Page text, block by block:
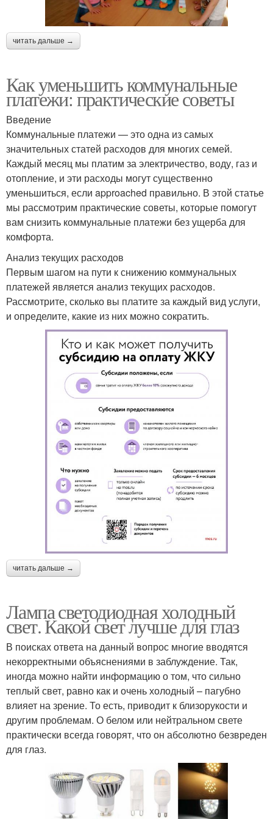
читать дальше →
Как уменьшить коммунальные
платежи: практические советы
Введение
Коммунальные платежи — это одна из самых
значительных статей расходов для многих семей.
Каждый месяц мы платим за электричество, воду, газ и
отопление, и эти расходы могут существенно
уменьшиться, если approached правильно. В этой статье
мы рассмотрим практические советы, которые помогут
вам снизить коммунальные платежи без ущерба для
комфорта.
Анализ текущих расходов
Первым шагом на пути к снижению коммунальных
платежей является анализ текущих расходов.
Рассмотрите, сколько вы платите за каждый вид услуги,
и определите, какие из них можно сократить.
читать дальше →
Лампа светодиодная холодный
свет. Какой свет лучше для глаз
В поисках ответа на данный вопрос многие вводятся
некорректными объяснениями в заблуждение. Так,
иногда можно найти информацию о том, что сильно
теплый свет, равно как и очень холодный – пагубно
влияет на зрение. То есть, приводит к близорукости и
другим проблемам. О белом или нейтральном свете
практически всегда говорят, что он абсолютно безвреден
для глаз.